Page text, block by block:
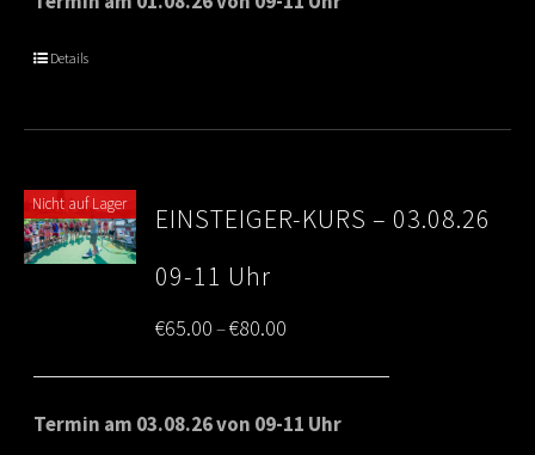
Details
Nicht auf Lager
EINSTEIGER-KURS – 03.08.26
09-11 Uhr
€65.00–€80.00
range:
€65.00
Termin am 03.08.26 von 09-11 Uhr